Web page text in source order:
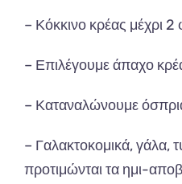
– Κόκκινο κρέας μέχρι
– Επιλέγουμε άπαχο
– Καταναλώνουμε
– Γαλακτοκομικά, γάλα,
προτιμώνται τα ημι-